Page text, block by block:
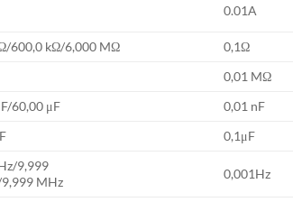
0.01A
600,0 kΩ/6,000 MΩ 0,1Ω
0,01 MΩ
60,00 μF 0,01 nF
0,1μF
9,999
MHz
0,001Hz